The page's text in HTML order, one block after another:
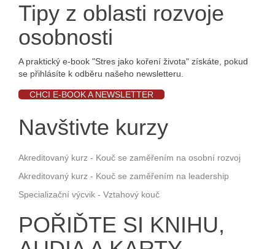
Tipy z oblasti rozvoje
osobnosti
A praktický e-book "Stres jako koření života" získáte, pokud
se přihlásíte k odběru našeho newsletteru.
CHCI E-BOOK A NEWSLETTER
Navštivte kurzy
Akreditovaný kurz - Kouč se zaměřením na osobní rozvoj
Akreditovaný kurz - Kouč se zaměřením na leadership
Specializační výcvik - Vztahový kouč
POŘIĎTE SI KNIHU,